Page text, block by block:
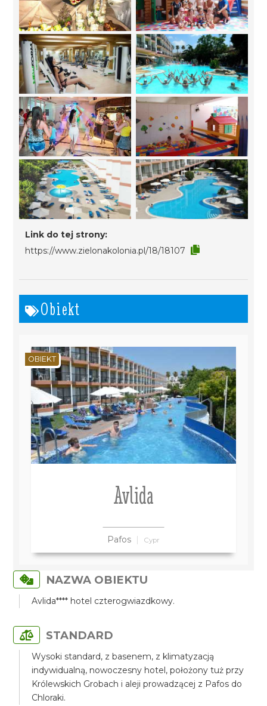
Link do tej strony:
https://www.zielonakolonia.pl/18/18107
Obiekt
Avlida
Pafos Cypr
OBIEKT
NAZWA OBIEKTU
Avlida**** hotel czterogwiazdkowy.
STANDARD
Wysoki standard, z basenem, z klimatyzacją
indywidualną, nowoczesny hotel, położony tuż przy
Królewskich Grobach i aleji prowadzącej z Pafos do
Chloraki.